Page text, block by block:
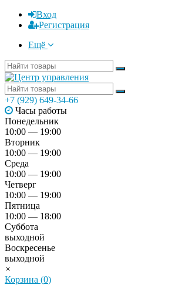
Вход
Регистрация
Ещё
+7 (929) 649-34-66
Часы работы
Понедельник
10:00 — 19:00
Вторник
10:00 — 19:00
Среда
10:00 — 19:00
Четверг
10:00 — 19:00
Пятница
10:00 — 18:00
Суббота
выходной
Воскресенье
выходной
×
Корзина (0)